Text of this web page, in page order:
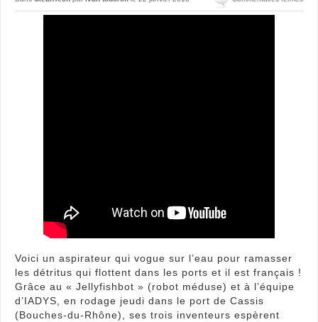
Voici un aspirateur qui vogue sur l’eau pour ramasser
les détritus qui flottent dans les ports et il est français !
Grâce au « Jellyfishbot » (robot méduse) et à l’équipe
d’IADYS, en rodage jeudi dans le port de Cassis
(Bouches-du-Rhône), ses trois inventeurs espèrent